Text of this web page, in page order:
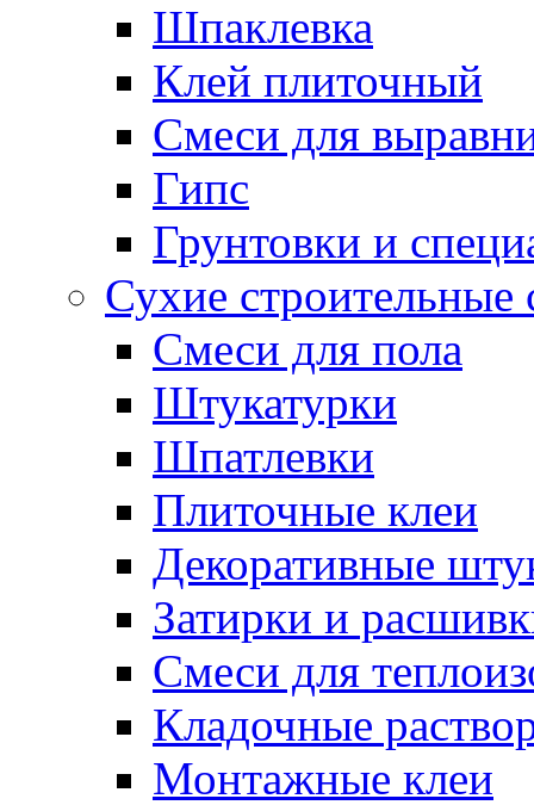
Шпаклевка
Клей плиточный
Смеси для
Гипс
Грунтовки и
Сухие
Смеси для пола
Штукатурки
Шпатлевки
Плиточные клеи
Декоративные
Затирки и
Смеси для
Кладочные
Монтажные клеи